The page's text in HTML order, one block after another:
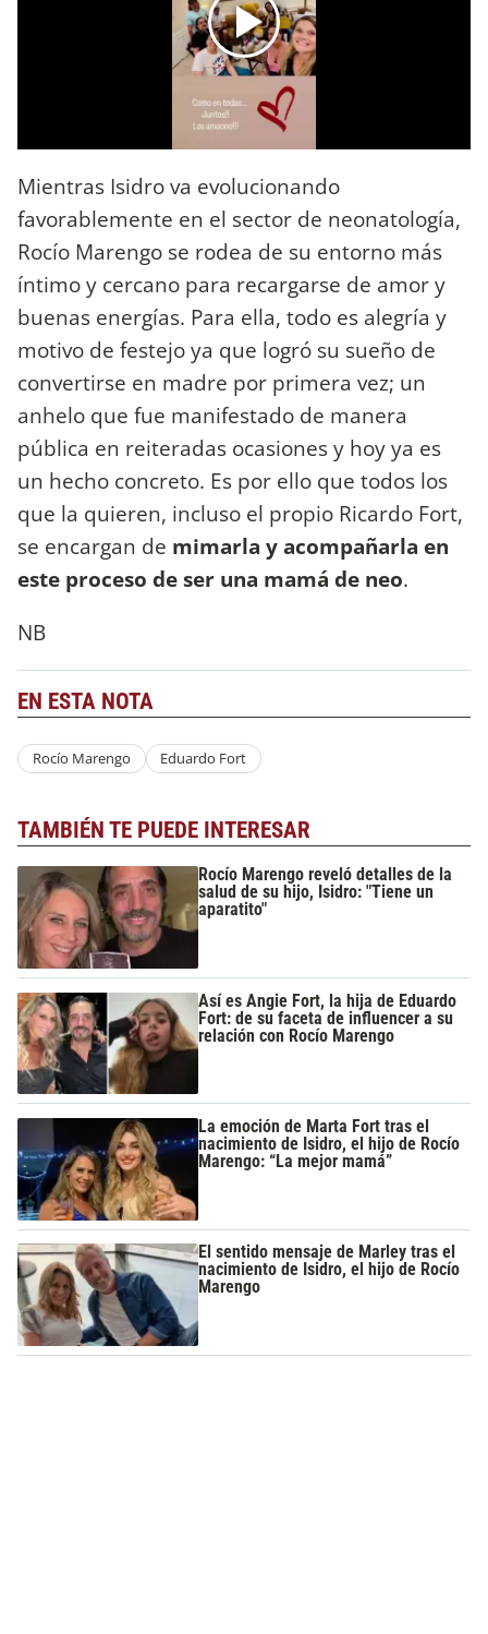
Mientras Isidro va evolucionando
favorablemente en el sector de neonatología,
Rocío Marengo se rodea de su entorno más
íntimo y cercano para recargarse de amor y
buenas energías. Para ella, todo es alegría y
motivo de festejo ya que logró su sueño de
convertirse en madre por primera vez; un
anhelo que fue manifestado de manera
pública en reiteradas ocasiones y hoy ya es
un hecho concreto. Es por ello que todos los
que la quieren, incluso el propio Ricardo Fort,
se encargan de mimarla y acompañarla en
este proceso de ser una mamá de neo.
NB
EN ESTA NOTA
Rocío Marengo Eduardo Fort
TAMBIÉN TE PUEDE INTERESAR
Rocío Marengo reveló detalles de la
salud de su hijo, Isidro: "Tiene un
aparatito"
Así es Angie Fort, la hija de Eduardo
Fort: de su faceta de influencer a su
relación con Rocío Marengo
La emoción de Marta Fort tras el
nacimiento de Isidro, el hijo de Rocío
Marengo: “La mejor mamá”
El sentido mensaje de Marley tras el
nacimiento de Isidro, el hijo de Rocío
Marengo